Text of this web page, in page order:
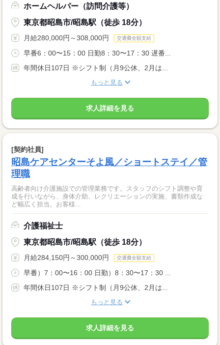
ホームヘルパー（訪問介護等）
東京都昭島市/昭島駅（徒歩 18分）
月給280,000円～308,000円 交通費全額支給
早番6：00〜15：00 日勤8：30〜17：30 遅番...
年間休日107日 ※シフト制（月9公休、2月は...
もっと見る
求人詳細を見る
[契約社員]
昭島ケアセンターそよ風／ショートステイ／管
理職
高齢者向け介護施設での管理業務です。スタッフのシフト調整や育
成を行いながら、身体介助、レクリエーションの実施、書類作成な
ど幅広く担当。お客様...
介護福祉士
東京都昭島市/昭島駅（徒歩 18分）
月給284,150円～300,000円 交通費全額支給
早番）7：00〜16：00 日勤）8：30〜17：30 ...
年間休日107日 ※シフト制（月9公休、2月は...
もっと見る
求人詳細を見る